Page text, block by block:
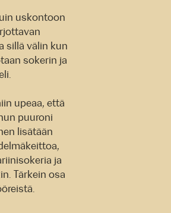
uskontoon
sillä välin kun
sokerin ja
upeaa, että
puuroni
lisätään
ja
Tärkein osa